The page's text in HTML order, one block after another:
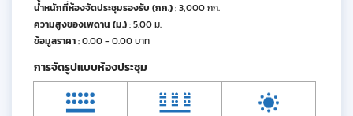
น้ำหนักที่ห้องจัดประชุมรองรับ (กก.): 3,000 กก.
ความสูงของเพดาน (ม.): 5.00 ม.
ข้อมูลราคา: 0.00 - 0.00 บาท
การจัดรูปแบบห้องประชุม